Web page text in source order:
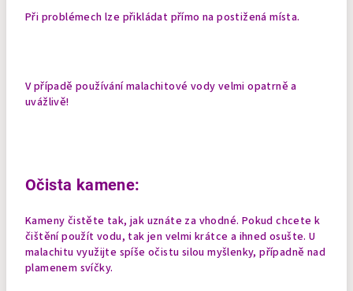
Při problémech lze přikládat přímo na postižená místa.
V případě používání malachitové vody velmi opatrně a
uvážlivě!
Očista kamene:
Kameny čistěte tak, jak uznáte za vhodné. Pokud chcete k
čištění použít vodu, tak jen velmi krátce a ihned osušte. U
malachitu využijte spíše očistu silou myšlenky, případně nad
plamenem svíčky.